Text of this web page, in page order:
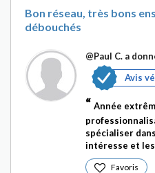
Bon réseau, très bons
débouchés
@Paul C. a
Avis
Année
spécialiser
intéresse et
Favoris